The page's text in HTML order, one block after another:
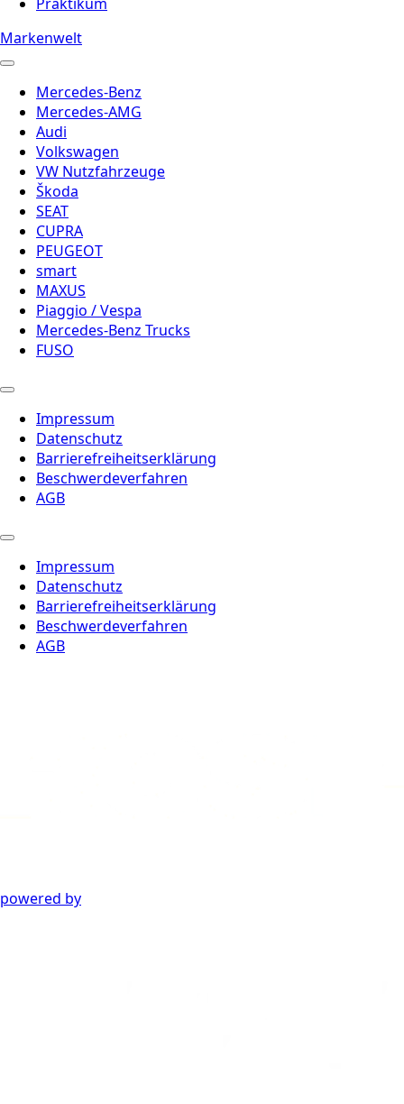
Markenwelt
Mercedes-Benz
Mercedes-AMG
Audi
Volkswagen
VW Nutzfahrzeuge
Škoda
SEAT
CUPRA
PEUGEOT
smart
MAXUS
Piaggio / Vespa
Mercedes-Benz Trucks
FUSO
Impressum
Datenschutz
Barrierefreiheitserklärung
Beschwerdeverfahren
AGB
Impressum
Datenschutz
Barrierefreiheitserklärung
Beschwerdeverfahren
AGB
powered by